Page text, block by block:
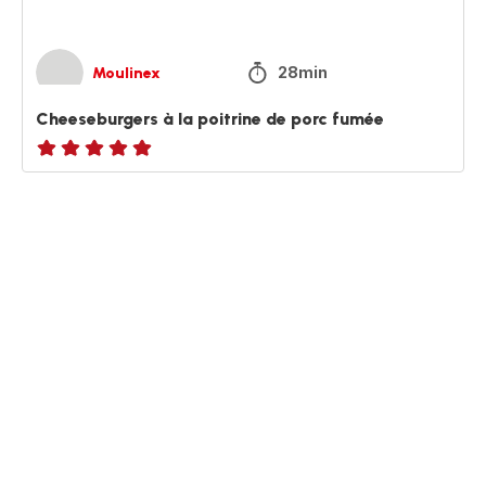
Moulinex 28min
Cheeseburgers à la poitrine de porc fumée
ratings.NaN